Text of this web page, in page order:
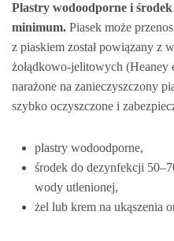
Plastry wodoodporne i
minimum. Piasek może
z piaskiem został powiązany z
żołądkowo-jelitowych (Heaney
narażone na zanieczyszczony
szybko oczyszczone i
plastry wodoodporne,
środek do dezynfekcji
wody utlenionej,
żel lub krem na ukąszenia